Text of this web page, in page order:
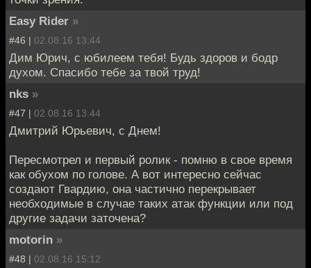
Easy Rider »
#46 | 02.08.16 13:44
Дим Юрич, с юбилеем тебя! Будь здоров и бодр
духом. Спасибо тебе за твой труд!
nks »
#47 | 02.08.16 13:44
Дмитрий Юрьевич, с Днем!
Пересмотрел и первый ролик - помню в свое время
как обухом по голове. А вот интересно сейчас
создают Гвардию, она частично перекрывает
необходимые в случае таких атак функции или под
другие задачи заточена?
motorin »
#48 | 02.08.16 15:12